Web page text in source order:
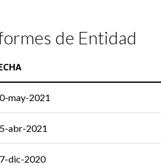
de Entidad
may-2021
abr-2021
dic-2020